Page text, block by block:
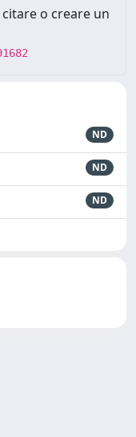
o creare un
ND
ND
ND